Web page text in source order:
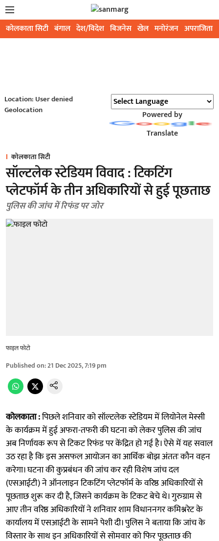
कोलकाता सिटी बंगाल देश/विदेश बिजनेस खेल मनोरंजन अपराजिता
Location: User denied
Geolocation
Powered by
Translate
कोलकाता सिटी
सॉल्टलेक स्टेडियम विवाद : टिकटिंग
प्लेटफॉर्म के तीन अधिकारियों से हुई पूछताछ
पुलिस की जांच में रिफंड पर जोर
फाइल फोटो
Published on:21 Dec 2025, 7:19 pm
कोलकाता :पिछले शनिवार को सॉल्टलेक स्टेडियम में लियोनेल मेस्सी
के कार्यक्रम में हुई अफरा-तफरी की घटना को लेकर पुलिस की जांच
अब निर्णायक रूप से टिकट रिफंड पर केंद्रित हो गई है। ऐसे में यह सवाल
उठ रहा है कि इस असफल आयोजन का आर्थिक बोझ अंततः कौन वहन
करेगा। घटना की कुप्रबंधन की जांच कर रही विशेष जांच दल
(एसआईटी) ने ऑनलाइन टिकटिंग प्लेटफॉर्म के वरिष्ठ अधिकारियों से
पूछताछ शुरू कर दी है, जिसने कार्यक्रम के टिकट बेचे थे। गुरुग्राम से
आए तीन वरिष्ठ अधिकारियों ने शनिवार शाम विधाननगर कमिश्नरेट के
कार्यालय में एसआईटी के सामने पेशी दी। पुलिस ने बताया कि जांच के
विस्तार के साथ इन अधिकारियों से सोमवार को फिर पूछताछ की